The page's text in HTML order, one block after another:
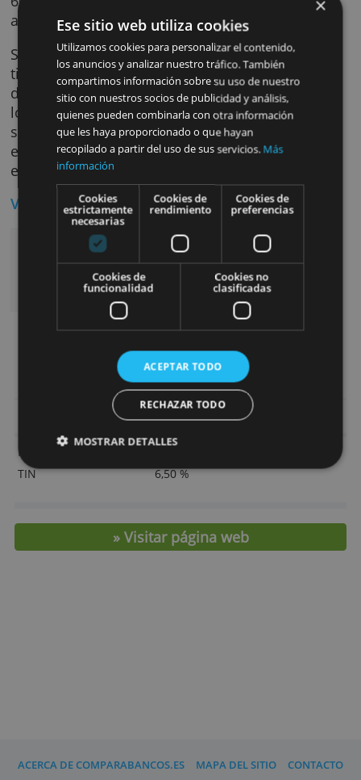
Se puede obtener una financiación de hasta
100% de lo que se solicite. El mínimo a
contratar es de 5000 euros con un máximo
60.000 euros. El plazo de devolución es de
años.
Si se quiere beneficiar de las condiciones en
tipo de interés durante todo el periodo que
dure el préstamo, debe domiciliar la nómina
los seguros sociales en el caso de
ser autónomo. Además, debe tener
en Liberbank un seguro de vida durante
el periodo que dure el préstamo.
Ventajas especiales
Préstamo libre de comisiones por apertura,
estudio y cancelación anticipada.
Fácil de solicitar hasta un importe máximo
> Contrata un préstamo personal en
Ese sitio web utiliza cookies
Utilizamos cookies para personalizar el contenido,
los anuncios y analizar nuestro tráfico. También
compartimos información sobre su uso de nuestro
sitio con nuestros socios de publicidad y análisis,
quienes pueden combinarla con otra información
que les haya proporcionado o que hayan
recopilado a partir del uso de sus servicios.Más
información
Cookies
estrictamente
Cookies de
rendimiento preferencias
Cookies de
funcionalidad
Cookies no
clasificadas
RECHAZAR TODO